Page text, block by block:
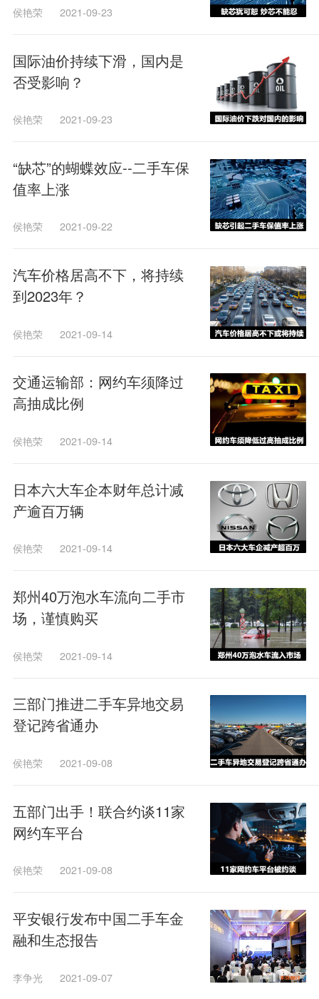
侯艳荣 2021-09-23
国际油价持续下滑，国内是
否受影响？
侯艳荣 2021-09-23
“缺芯”的蝴蝶效应--二手车保
值率上涨
侯艳荣 2021-09-22
汽车价格居高不下，将持续
到2023年？
侯艳荣 2021-09-14
交通运输部：网约车须降过
高抽成比例
侯艳荣 2021-09-14
日本六大车企本财年总计减
产逾百万辆
侯艳荣 2021-09-14
郑州40万泡水车流向二手市
场，谨慎购买
侯艳荣 2021-09-14
三部门推进二手车异地交易
登记跨省通办
侯艳荣 2021-09-08
五部门出手！联合约谈11家
网约车平台
侯艳荣 2021-09-08
平安银行发布中国二手车金
融和生态报告
李争光 2021-09-07